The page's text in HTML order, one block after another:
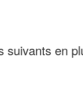
suivants en